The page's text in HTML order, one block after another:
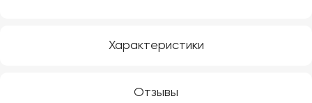
Характеристики
Отзывы